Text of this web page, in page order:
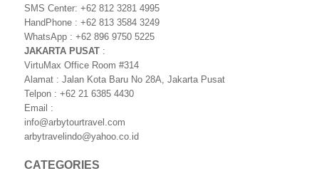
SMS Center: +62 812 3281 4995
HandPhone : +62 813 3584 3249
WhatsApp : +62 896 9750 5225
JAKARTA PUSAT :
VirtuMax Office Room #314
Alamat : Jalan Kota Baru No 28A, Jakarta Pusat
Telpon : +62 21 6385 4430
Email :
info@arbytourtravel.com
arbytravelindo@yahoo.co.id
CATEGORIES